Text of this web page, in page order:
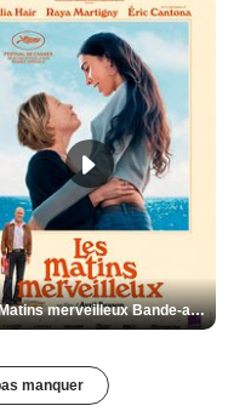
Les Matins merveilleux Bande-annonce VF
manquer